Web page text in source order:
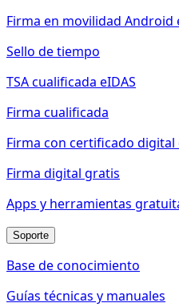
Firma en movilidad Android
Sello de tiempo
TSA cualificada eIDAS
Firma cualificada
Firma con certificado digital
Firma digital gratis
Apps y herramientas
Soporte
Base de conocimiento
Guías técnicas y manuales